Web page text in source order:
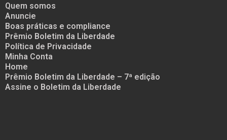
Quem somos
Anuncie
Boas práticas e compliance
Prêmio Boletim da Liberdade
Política de Privacidade
Minha Conta
Home
Prêmio Boletim da Liberdade – 7ª edição
Assine o Boletim da Liberdade